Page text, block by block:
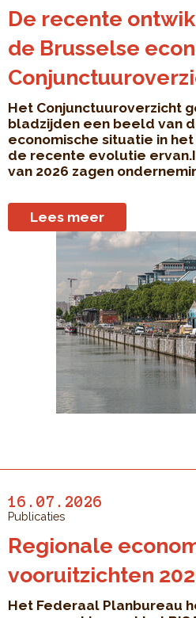
De recente
de Brusselse
Het Conjunctuuroverzicht
bladzijden een beeld van
economische situatie in
de recente evolutie
van 2026 zagen
Lees meer
16.07.2026
Publicaties
Regionale
vooruitzichten
Het Federaal Planbureau